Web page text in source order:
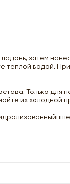
затем
теплой водой.
Только для
их холодной